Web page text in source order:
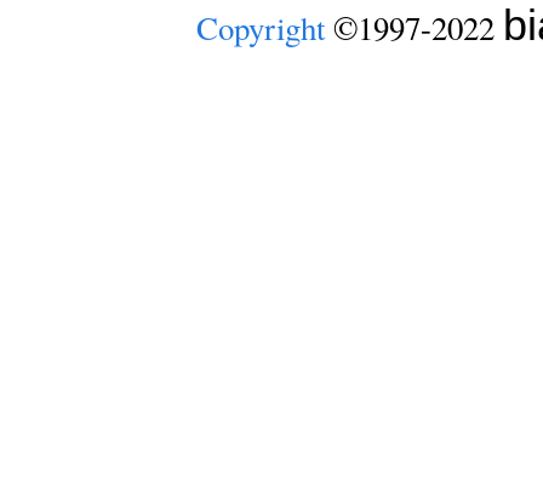
Copyright©1997-2022